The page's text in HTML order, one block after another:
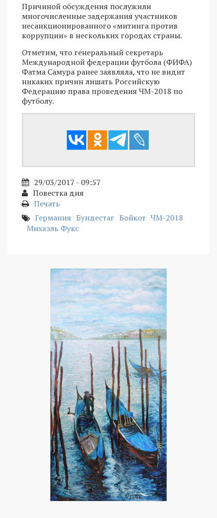
Причиной обсуждения послужили
многочисленные задержания участников
несанкционированного «митинга против
коррупции» в нескольких городах страны.
Отметим, что генеральный секретарь
Международной федерации футбола (ФИФА)
Фатма Самура ранее заявляла, что не видит
никаких причин лишать Российскую
Федерацию права проведения ЧМ-2018 по
футболу.
29/03/2017 - 09:57
Повестка дня
Печать
Германия Бундестаг Бойкот ЧМ-2018
Михаэль Фукс